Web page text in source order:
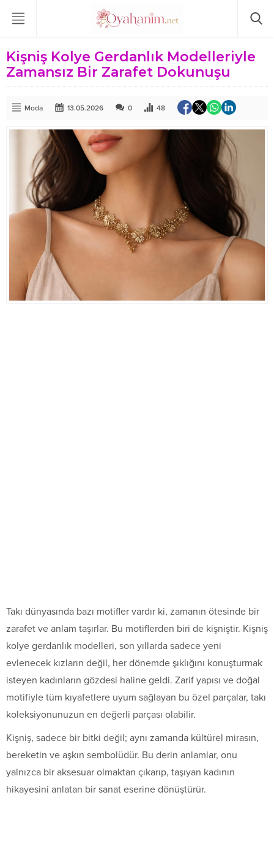
Kişniş Kolye Gerdanlık Modelleriyle
Zamansız Bir Zarafet Dokunuşu
Moda 13.05.2026 0 48
Takı dünyasında bazı motifler vardır ki, zamanın ötesinde bir
zarafet ve anlam taşırlar. Bu motiflerden biri de kişniştir. Kişniş
kolye gerdanlık modelleri, son yıllarda sadece yeni
evlenecek kızların değil, her dönemde şıklığını konuşturmak
isteyen kadınların gözdesi haline geldi. Zarif yapısı ve doğal
motifiyle tüm kıyafetlere uyum sağlayan bu özel parçalar, takı
koleksiyonunuzun en değerli parçası olabilir.
Kişniş, sadece bir bitki değil; aynı zamanda kültürel mirasın,
bereketin ve aşkın sembolüdür. Bu derin anlamlar, onu
yalnızca bir aksesuar olmaktan çıkarıp, taşıyan kadının
hikayesini anlatan bir sanat eserine dönüştürür.